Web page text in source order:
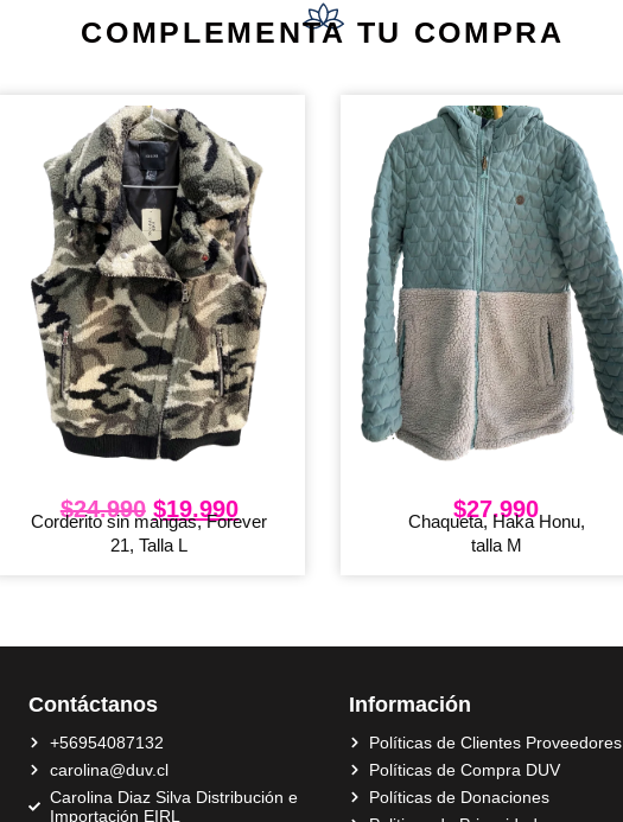
COMPLEMENTA TU COMPRA
$24.990 $19.990
Corderito sin mangas, Forever
21, Talla L
$27.990
Chaqueta, Haka Honu,
talla M
Contáctanos
+56954087132
carolina@duv.cl
Carolina Diaz Silva Distribución e
Importación EIRL
Información
Políticas de Clientes Proveedores
Políticas de Compra DUV
Políticas de Donaciones